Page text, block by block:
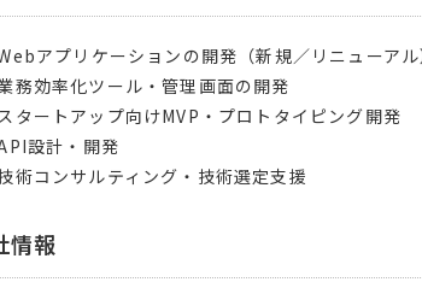
アプリケーションの開発（新規／リニューアル
務効率化ツール・管理画面の開発
タートアップ向けMVP・プロトタイピング開発
設計・開発
術コンサルティング・技術選定支援
情報